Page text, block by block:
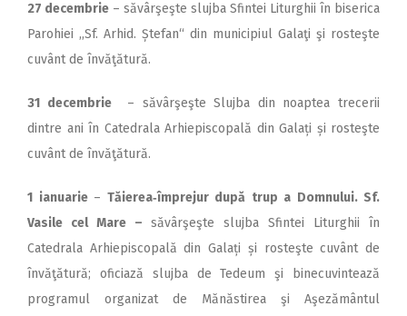
27 decembrie – săvârşeşte slujba Sfintei Liturghii în biserica
Parohiei ,,Sf. Arhid. Ștefan“ din municipiul Galaţi şi rosteşte
cuvânt de învăţătură.
31 decembrie– săvârşeşte Slujba din noaptea trecerii
dintre ani în Catedrala Arhiepiscopală din Galați și rosteşte
cuvânt de învăţătură.
1 ianuarie – Tăierea‑împrejur după trup a Domnului. Sf.
Vasile cel Mare – săvârşeşte slujba Sfintei Liturghii în
Catedrala Arhiepiscopală din Galați și rosteşte cuvânt de
învăţătură; oficiază slujba de Tedeum şi binecuvintează
programul organizat de Mănăstirea şi Aşezământul